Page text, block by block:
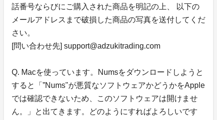
話番号ならびにご購入された商品を明記の上、 以下の
メールアドレスまで破損した商品の写真を送付してくだ
さい。
[問い合わせ先] support@adzukitrading.com
Q. Macを使っています。Numsをダウンロードしようと
すると「”Nums"が悪質なソフトウェアかどうかをApple
では確認できないため、このソフトウェアは開けませ
ん。」と出てきます。どのようにすればよろしいです